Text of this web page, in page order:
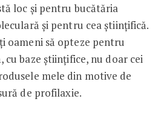
loc și pentru bucătăria
și pentru cea științifică.
oameni să opteze pentru
cu baze științifice, nu doar cei
mele din motive de
de profilaxie.